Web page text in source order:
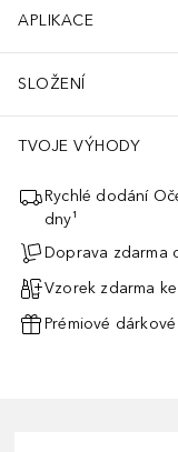
APLIKACE
SLOŽENÍ
TVOJE VÝHODY
Rychlé dodání
dny¹
Doprava zdarma
Vzorek zdarma
Prémiové